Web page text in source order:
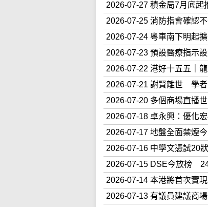
2026-07-27 積金局7月底
2026-07-25 消防指會確認
2026-07-24 粵車南下明起
2026-07-23 預設醫療指示
2026-07-22 港好十五五｜
2026-07-21 謝賢離世 學
2026-07-20 多個商場直播
2026-07-18 卓永興：優化
2026-07-17 地盤全面禁煙
2026-07-16 中學文憑試20
2026-07-15 DSE今放榜
2026-07-14 本港將首次實
2026-07-13 有議員建議商